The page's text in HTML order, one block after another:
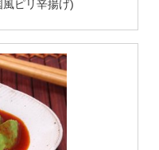
ピリ辛揚げ)